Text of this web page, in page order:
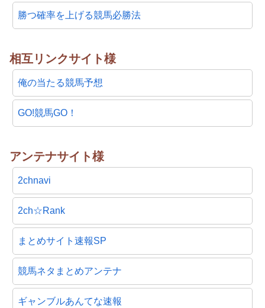
勝つ確率を上げる競馬必勝法
相互リンクサイト様
俺の当たる競馬予想
GO!競馬GO！
アンテナサイト様
2chnavi
2ch☆Rank
まとめサイト速報SP
競馬ネタまとめアンテナ
ギャンブルあんてな速報